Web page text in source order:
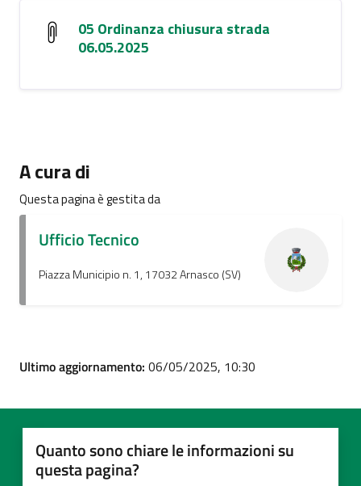
05 Ordinanza chiusura strada
06.05.2025
A cura di
Questa pagina è gestita da
Ufficio Tecnico
Piazza Municipio n. 1, 17032 Arnasco (SV)
Ultimo aggiornamento: 06/05/2025, 10:30
Quanto sono chiare le informazioni su
questa pagina?